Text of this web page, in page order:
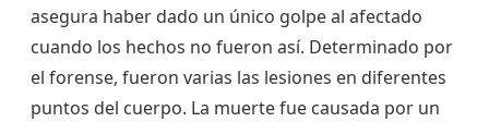
asegura haber dado un único golpe al afectado
cuando los hechos no fueron así. Determinado por
el forense, fueron varias las lesiones en diferentes
puntos del cuerpo. La muerte fue causada por un